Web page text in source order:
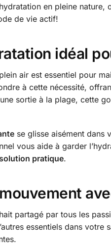
en pleine
de vie actif!
idéal
air est essentiel pour
à cette nécessité,
sortie à la plage, cette
se glisse aisément dans
vous aide à garder
solution pratique.
partagé par tous les
essentiels dans